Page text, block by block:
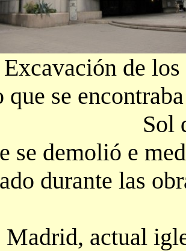
de
que se
Sol
se demolió e
durante las
actual